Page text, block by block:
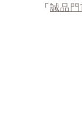
「 誠品門